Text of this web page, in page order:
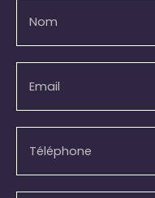
Nom
Email
Téléphone